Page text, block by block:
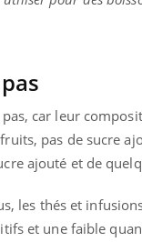
car leur
pas de sucre
ajouté et de
les thés et
et une faible